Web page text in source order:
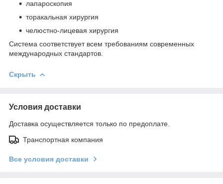
лапароскопия
торакальная хирургия
челюстно-лицевая хирургия
Система соответствует всем требованиям современных
международных стандартов.
Скрыть
Условия доставки
Доставка осуществляется только по предоплате.
Транспортная компания
Все условия доставки